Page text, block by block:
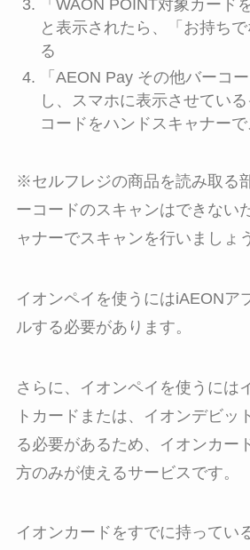
「WAON POINT対象カード
と表示されたら、「お持ち
る
「AEON Pay その他バーコ
し、スマホに表示させてい
コードをハンドスキャナー
※セルフレジの商品を読み取る
ーコードのスキャンはできない
ャナーでスキャンを行いましょ
イオンペイを使うにはiAEONア
ルする必要があります。
さらに、イオンペイを使うには
トカードまたは、イオンデビッ
る必要があるため、イオンカー
方のみが使えるサービスです。
イオンカードをすでに持ってい